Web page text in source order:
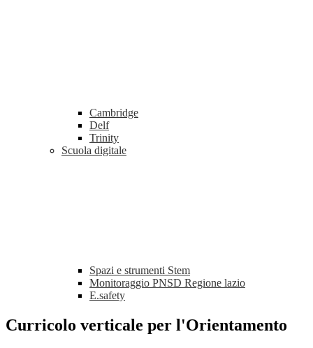
Cambridge
Delf
Trinity
Scuola digitale
Spazi e strumenti Stem
Monitoraggio PNSD Regione lazio
E.safety
Curricolo verticale per l'Orientamento